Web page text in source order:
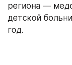
региона —
детской
год.